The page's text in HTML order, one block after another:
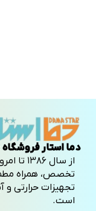
دما استار
از سال
تخصص، همراه
تجهیزات حرارتی و
است.